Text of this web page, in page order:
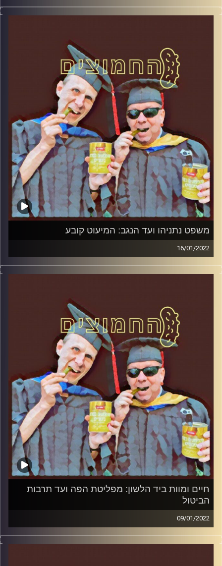
המערכת הפוליטית על ספת הפסיכולוג, עם פרופסור בועז בן-
דוד ופרופסור גלעד הירשברגר
משפט נתניהו ועד הנגב: המיעוט קובע
16/01/2022
המערכת הפוליטית על ספת הפסיכולוג, עם פרופסור בועז בן-
דוד ופרופסור גלעד הירשברגר
חיים ומוות ביד הלשון: מפליטת הפה ועד תרבות
הביטול
09/01/2022
המערכת הפוליטית על ספת הפסיכולוג, עם פרופסור בועז בן-
דוד ופרופסור גלעד הירשברגר